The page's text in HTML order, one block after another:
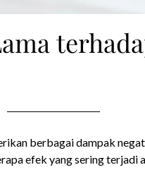
berbagai dampak
efek yang sering terjadi